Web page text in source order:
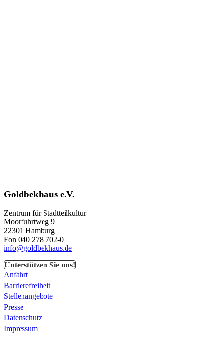
Goldbekhaus e.V.
Zentrum für Stadtteilkultur
Moorfuhrtweg 9
22301 Hamburg
Fon 040 278 702-0
info@goldbekhaus.de
Unterstützen Sie uns!
Anfahrt
Barrierefreiheit
Stellenangebote
Presse
Datenschutz
Impressum